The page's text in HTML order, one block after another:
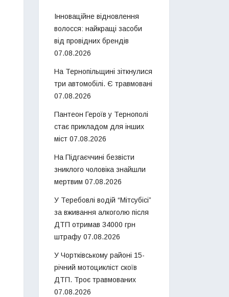
Інноваційне відновлення
волосся: найкращі засоби
від провідних брендів
07.08.2026
На Тернопільщині зіткнулися
три автомобілі. Є травмовані
07.08.2026
Пантеон Героїв у Тернополі
стає прикладом для інших
міст 07.08.2026
На Підгаєччині безвісти
зниклого чоловіка знайшли
мертвим 07.08.2026
У Теребовлі водій “Мітсубісі”
за вживання алкоголю після
ДТП отримав 34000 грн
штрафу 07.08.2026
У Чортківському районі 15-
річний мотоцикліст скоїв
ДТП. Троє травмованих
07.08.2026